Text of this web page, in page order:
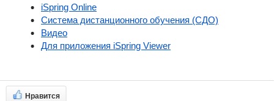
iSpring Online
Система дистанционного обучения (СДО)
Видео
Для приложения iSpring Viewer
Нравится